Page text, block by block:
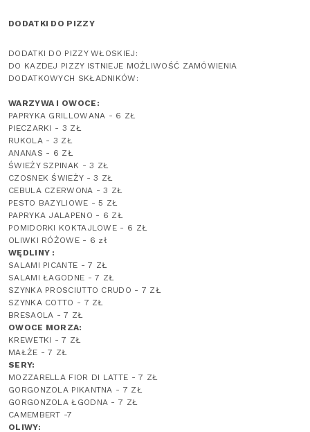
DODATKI DO PIZZY
DODATKI DO PIZZY WŁOSKIEJ:
DO KAZDEJ PIZZY ISTNIEJE MOŻLIWOŚĆ ZAMÓWIENIA
DODATKOWYCH SKŁADNIKÓW:
WARZYWA I OWOCE:
PAPRYKA GRILLOWANA - 6 ZŁ
PIECZARKI - 3 ZŁ
RUKOLA - 3 ZŁ
ANANAS - 6 ZŁ
ŚWIEŻY SZPINAK - 3 ZŁ
CZOSNEK ŚWIEŻY - 3 ZŁ
CEBULA CZERWONA - 3 ZŁ
PESTO BAZYLIOWE - 5 ZŁ
PAPRYKA JALAPENO - 6 ZŁ
POMIDORKI KOKTAJLOWE - 6 ZŁ
OLIWKI RÓŻOWE - 6 zł
WĘDLINY :
SALAMI PICANTE - 7 ZŁ
SALAMI ŁAGODNE - 7 ZŁ
SZYNKA PROSCIUTTO CRUDO - 7 ZŁ
SZYNKA COTTO - 7 ZŁ
BRESAOLA - 7 ZŁ
OWOCE MORZA:
KREWETKI - 7 ZŁ
MAŁŻE - 7 ZŁ
SERY:
MOZZARELLA FIOR DI LATTE - 7 ZŁ
GORGONZOLA PIKANTNA - 7 ZŁ
GORGONZOLA ŁGODNA - 7 ZŁ
CAMEMBERT -7
OLIWY: